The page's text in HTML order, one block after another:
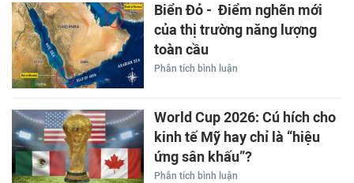
Biển Đỏ - Điểm nghẽn mới
của thị trường năng lượng
toàn cầu
Phân tích bình luận
World Cup 2026: Cú hích cho
kinh tế Mỹ hay chỉ là “hiệu
ứng sân khấu”?
Phân tích bình luận